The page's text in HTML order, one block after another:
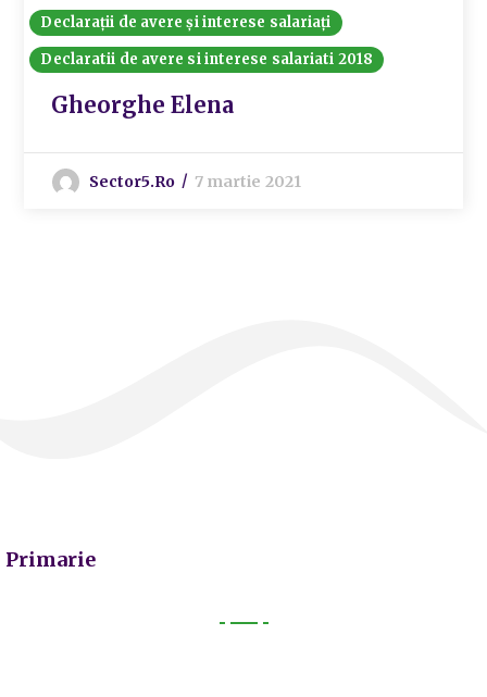
Declarații de avere și interese salariați
Declaratii de avere si interese salariati 2018
Gheorghe Elena
Sector5.ro 7 martie 2021
Primarie